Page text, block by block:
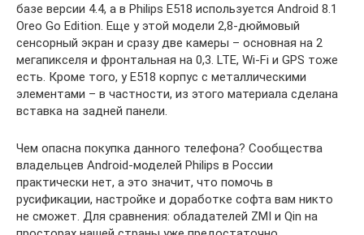
базе версии 4.4, а в Philips E518 используется Android 8.1
Oreo Go Edition. Еще у этой модели 2,8-дюймовый
сенсорный экран и сразу две камеры – основная на 2
мегапикселя и фронтальная на 0,3. LTE, Wi-Fi и GPS тоже
есть. Кроме того, у E518 корпус с металлическими
элементами – в частности, из этого материала сделана
вставка на задней панели.
Чем опасна покупка данного телефона? Сообщества
владельцев Android-моделей Philips в России
практически нет, а это значит, что помочь в
русификации, настройке и доработке софта вам никто
не сможет. Для сравнения: обладателей ZMI и Qin на